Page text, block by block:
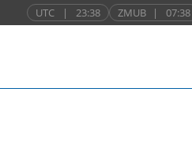
UTC | 23:38 ZMUB | 07:38